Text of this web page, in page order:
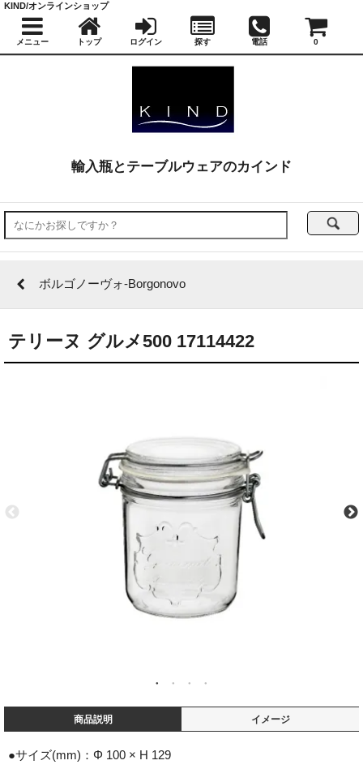
輸入瓶とテーブルウェアのカインド
ボルゴノーヴォ-Borgonovo
テリーヌ グルメ500 17114422
商品説明 イメージ
●サイズ(mm)：Φ 100 × H 129
KIND/オンラインショップ
メニュー トップ ログイン 探す 電話 0